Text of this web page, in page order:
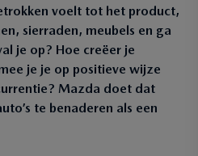
voelt tot het product,
sierraden, meubels en ga
je op? Hoe creëer je
je je op positieve wijze
Mazda doet dat
te benaderen als een